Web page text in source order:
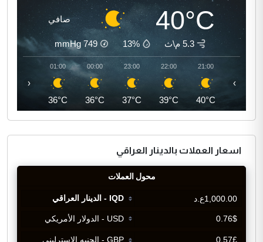
40°C صافي
5.3 م\ث 13%
749
mmHg
21:00
40°C
22:00
39°C
23:00
37°C
00:00
36°C
01:00
36°C
‹ ›
اسعار العملات بالدينار العراقي